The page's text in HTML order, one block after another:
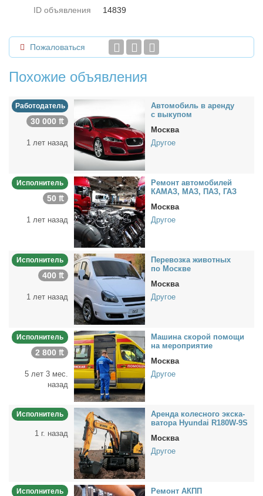
ID объявления 14839
Пожаловаться
Похожие объявления
Работодатель
30 000 ₶
1 лет назад
Ав­то­мо­биль в арен­ду
с вы­ку­пом
Москва
Другое
Исполнитель
50 ₶
1 лет назад
Ре­монт ав­то­мо­би­лей
КАМАЗ, МАЗ, ПАЗ, ГАЗ
Москва
Другое
Исполнитель
400 ₶
1 лет назад
Пе­ре­воз­ка жи­вот­ных
по Москве
Москва
Другое
Исполнитель
2 800 ₶
5 лет 3 мес.
назад
Ма­ши­на ско­рой по­мо­щи
на ме­ро­при­я­тие
Москва
Другое
Исполнитель
1 г. назад
Арен­да ко­лес­но­го экс­ка­
ва­то­ра Hyundai R180W-9S
Москва
Другое
Исполнитель
Ре­монт АКПП